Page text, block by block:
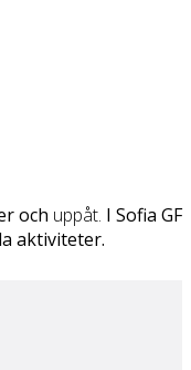
och uppåt. I Sofia GF
aktiviteter.